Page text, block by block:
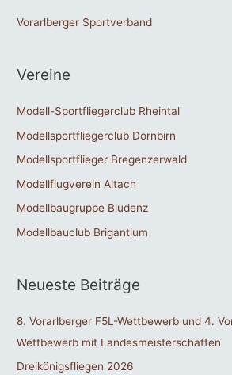
Vorarlberger Sportverband
Vereine
Modell-Sportfliegerclub Rheintal
Modellsportfliegerclub Dornbirn
Modellsportflieger Bregenzerwald
Modellflugverein Altach
Modellbaugruppe Bludenz
Modellbauclub Brigantium
Neueste Beiträge
8. Vorarlberger F5L-Wettbewerb und 4.
Wettbewerb mit Landesmeisterschaften
Dreikönigsfliegen 2026